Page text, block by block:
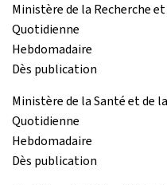
Ministère de la Recherche
Quotidienne
Hebdomadaire
Dès publication
Ministère de la Santé et de
Quotidienne
Hebdomadaire
Dès publication